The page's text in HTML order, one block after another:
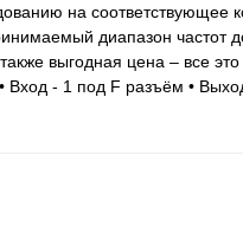
на соответствующее
диапазон
выгодная цена – все
- 1 под F разъём •